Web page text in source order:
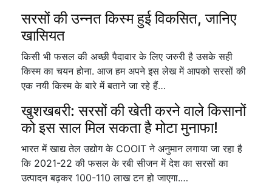
सरसों की उन्नत किस्म हुई विकसित, जानिए
खासियत
किसी भी फसल की अच्छी पैदावार के लिए जरुरी है उसके सही
किस्म का चयन होना. आज हम अपने इस लेख में आपको सरसों की
एक नयी किस्म के बारे में बताने जा रहे हैं…
खुशखबरी: सरसों की खेती करने वाले किसानों
को इस साल मिल सकता है मोटा मुनाफा!
भारत में खाद्य तेल उद्योग के COOIT ने अनुमान लगाया जा रहा है
कि 2021-22 की फसल के रबी सीजन में देश का सरसों का
उत्पादन बढ़कर 100-110 लाख टन हो जाएगा.…